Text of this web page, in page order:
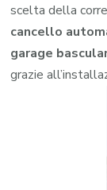
scelta della
cancello
garage
grazie